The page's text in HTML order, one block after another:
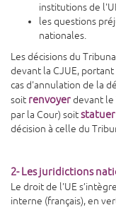
institutions de
les questions
nationales.
Les décisions du
devant la CJUE,
cas d'annulation de la
soit renvoyerdevant le
par la Cour) soit
décision à celle du
2- Les juridictions
Le droit de l'UE
interne (français), en